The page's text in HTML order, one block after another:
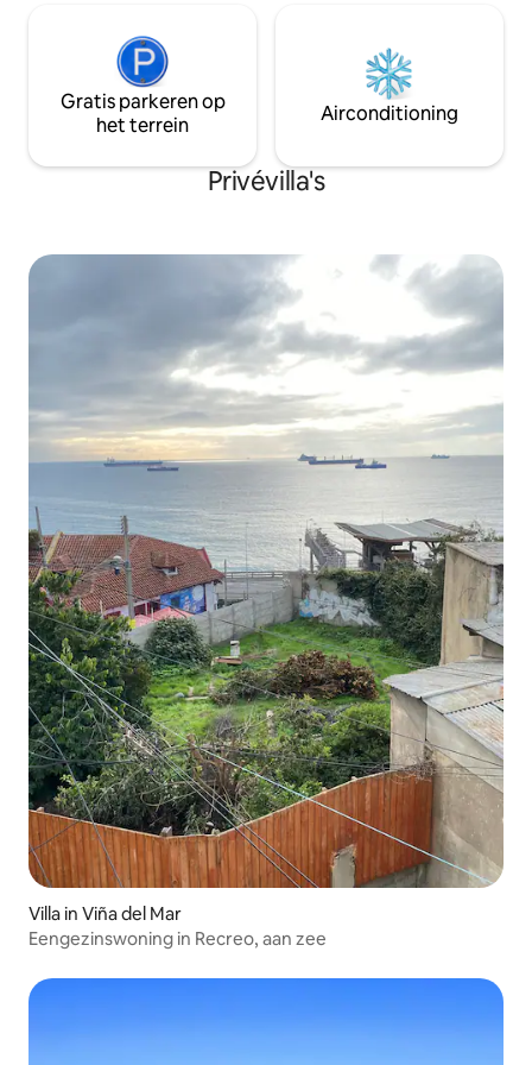
Gratis parkeren op
het terrein
Airconditioning
Privévilla's
Villa in Viña del Mar
Eengezinswoning in Recreo, aan zee